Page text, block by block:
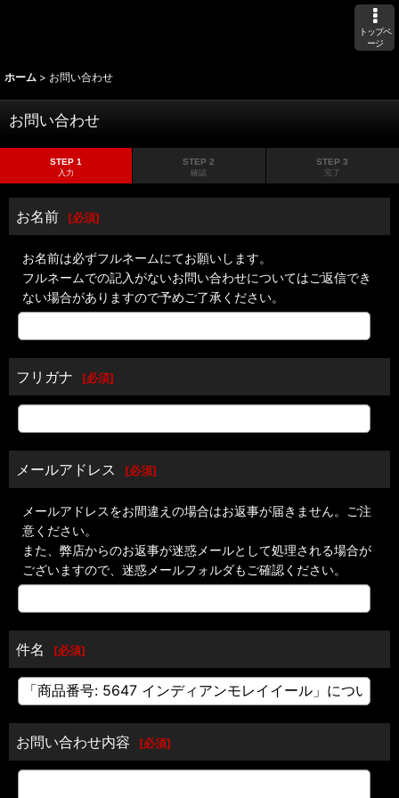
トップペ
ージ
ホーム > お問い合わせ
お問い合わせ
STEP 1
入力
STEP 2
確認
STEP 3
完了
お名前 [必須]
お名前は必ずフルネームにてお願いします。
フルネームでの記入がないお問い合わせについてはご返信でき
ない場合がありますので予めご了承ください。
フリガナ [必須]
メールアドレス [必須]
メールアドレスをお間違えの場合はお返事が届きません。ご注
意ください。
また、弊店からのお返事が迷惑メールとして処理される場合が
ございますので、迷惑メールフォルダもご確認ください。
件名 [必須]
お問い合わせ内容 [必須]